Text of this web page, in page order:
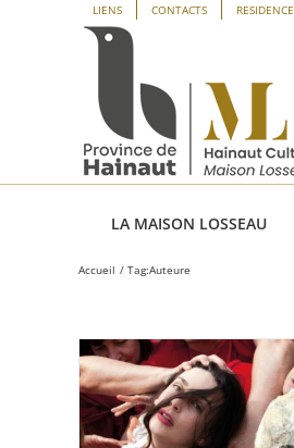
Panneau de gestion des cookies
LIENS CONTACTS RESIDENCE
LA MAISON LOSSEAU
Accueil Tag:Auteure